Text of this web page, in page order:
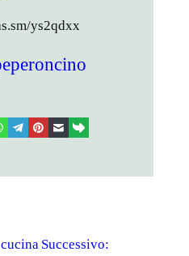
ys2qdxx
telegram
pinterest email link
Successivo: